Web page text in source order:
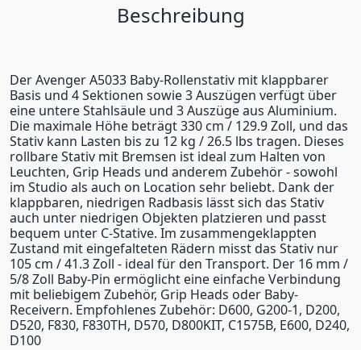
Beschreibung
Der Avenger A5033 Baby-Rollenstativ mit klappbarer
Basis und 4 Sektionen sowie 3 Auszügen verfügt über
eine untere Stahlsäule und 3 Auszüge aus Aluminium.
Die maximale Höhe beträgt 330 cm / 129.9 Zoll, und das
Stativ kann Lasten bis zu 12 kg / 26.5 lbs tragen. Dieses
rollbare Stativ mit Bremsen ist ideal zum Halten von
Leuchten, Grip Heads und anderem Zubehör - sowohl
im Studio als auch on Location sehr beliebt. Dank der
klappbaren, niedrigen Radbasis lässt sich das Stativ
auch unter niedrigen Objekten platzieren und passt
bequem unter C-Stative. Im zusammengeklappten
Zustand mit eingefalteten Rädern misst das Stativ nur
105 cm / 41.3 Zoll - ideal für den Transport. Der 16 mm /
5/8 Zoll Baby-Pin ermöglicht eine einfache Verbindung
mit beliebigem Zubehör, Grip Heads oder Baby-
Receivern. Empfohlenes Zubehör: D600, G200-1, D200,
D520, F830, F830TH, D570, D800KIT, C1575B, E600, D240,
D100